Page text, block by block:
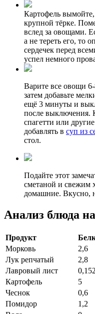
Картофель
крупной тёрке.
вслед за овощами.
а не тереть его, то
сердечек перед
успел немного
Варите все овощи
затем добавьте
ещё 3 минуты и
после выключения.
спагетти или
добавлять в суп из
стол.
Подайте этот
сметаной и свежим
домашние. Вкусно,
Анализ блюда
Продукт
Морковь
2,6
Лук репчатый
2,8
Лавровый лист
0,152
Картофель
5
Чеснок
0,6
Помидор
1,2